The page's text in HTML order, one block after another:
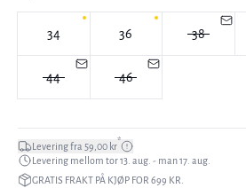
34 36 38
44 46
Levering fra 59,00 kr*
Levering mellom tor 13. aug. - man 17. aug.
GRATIS FRAKT PÅ KJØP FOR 699 KR.